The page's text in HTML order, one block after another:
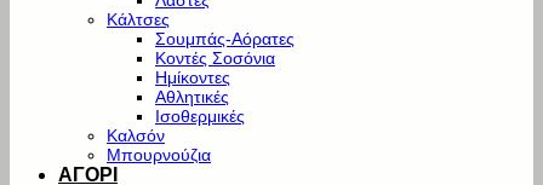
Κάλτσες
Σουμπάς-Αόρατες
Κοντές Σοσόνια
Ημίκοντες
Αθλητικές
Ισοθερμικές
Καλσόν
Μπουρνούζια
ΑΓΟΡΙ